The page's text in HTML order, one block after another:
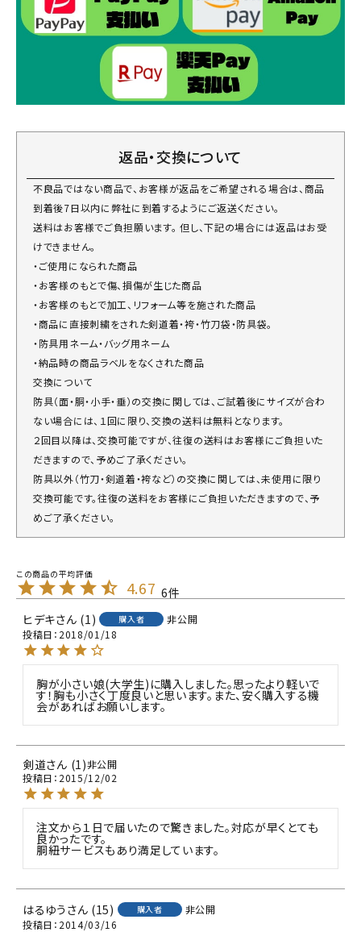
返品・交換について
不良品ではない商品で、お客様が返品をご希望される場合は、商品
到着後7日以内に弊社に到着するようにご返送ください。
送料はお客様でご負担願います。 但し、下記の場合には返品はお受
けできません。
・ご使用になられた商品
・お客様のもとで傷、損傷が生じた商品
・お客様のもとで加工、リフォーム等を施された商品
・商品に直接刺繍をされた剣道着・袴・竹刀袋・防具袋。
・防具用ネーム・バッグ用ネーム
・納品時の商品ラベルをなくされた商品
交換について
防具（面・胴・小手・垂）の交換に関しては、ご試着後にサイズが合わ
ない場合には、１回に限り、交換の送料は無料となります。
２回目以降は、交換可能ですが、往復の送料はお客様にご負担いた
だきますので、予めご了承ください。
防具以外（竹刀・剣道着・袴など）の交換に関しては、未使用に限り
交換可能です。往復の送料をお客様にご負担いただきますので、予
めご了承ください。
4.67 6
ヒデキ
1 購入者
非公開
投稿日 2018/01/18
胸が小さい娘(大学生)に購入しました。思ったより軽いで
す！胸も小さく丁度良いと思います。また、安く購入する機
剣道 1 非公開
投稿日 2015/12/02
注文から１日で届いたので驚きました。対応が早くとても
良かったです。
胴紐サービスもあり満足しています。
はるゆう 15 購入者
非公開
投稿日 2014/03/16